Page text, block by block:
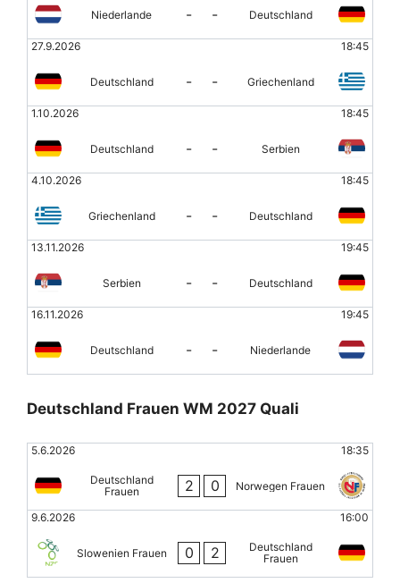
Niederlande - - Deutschland
27.9.2026 18:45
Deutschland - - Griechenland
1.10.2026 18:45
Deutschland - - Serbien
4.10.2026 18:45
Griechenland - - Deutschland
13.11.2026 19:45
Serbien - - Deutschland
16.11.2026 19:45
Deutschland - - Niederlande
Deutschland Frauen WM 2027 Quali
5.6.2026 18:35
Deutschland
Frauen
2 0 Norwegen Frauen
9.6.2026 16:00
Slowenien Frauen 0 2
Deutschland
Frauen